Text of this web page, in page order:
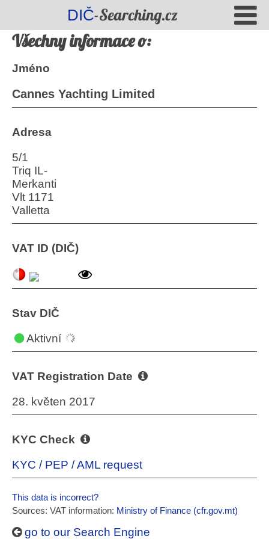
DIČ-Searching.cz
Všechny informace o:
Jméno
Cannes Yachting Limited
Adresa
5/1
Triq IL-
Merkanti
Vlt 1171
Valletta
VAT ID (DIČ)
Stav DIČ
Aktivní
VAT Registration Date
28. květen 2017
KYC Check
KYC / PEP / AML request
This data is incorrect?
Sources: VAT information: Ministry of Finance (cfr.gov.mt)
go to our Search Engine